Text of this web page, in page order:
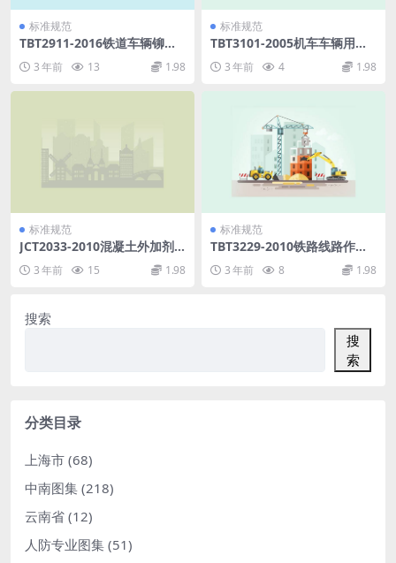
标准规范
TBT2911-2016铁道车辆铆接
3 年前 13 1.98
标准规范
TBT3101-2005机车车辆用卡
3 年前 4 1.98
标准规范
JCT2033-2010混凝土外加剂
3 年前 15 1.98
标准规范
TBT3229-2010铁路线路作业
3 年前 8 1.98
搜索
搜
索
分类目录
上海市 (68)
中南图集 (218)
云南省 (12)
人防专业图集 (51)